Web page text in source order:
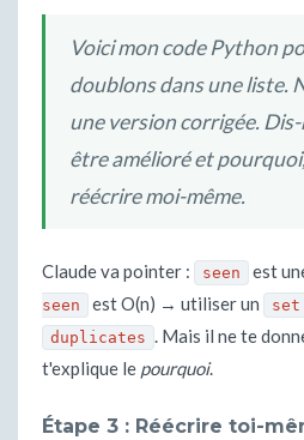
Voici mon code Python
doublons dans une liste.
une version corrigée.
être amélioré et
réécrire moi-même.
Claude va pointer : seen est
seen
est O(n) → utiliser un set
duplicates . Mais il ne te
t'explique le pourquoi.
Étape 3 : Réécrire toi-